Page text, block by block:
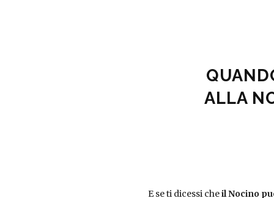
ALLA
E se ti dicessi cheil Nocino